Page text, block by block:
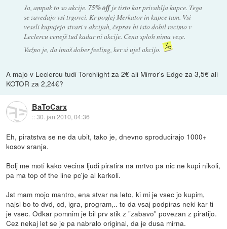
Ja, ampak to so akcije. 75% offje tisto kar privablja kupce. Tega
se zavedajo vsi trgovci. Kr poglej Merkator in kupce tam. Vsi
veseli kupujejo stvari v akcijah, čeprav bi isto dobil recimo v
Leclercu cenejš tud kadar ni akcije. Cena sploh nima veze.
Važno je, da imaš dober feeling, ker si ujel akcijo.
A majo v Leclercu tudi Torchlight za 2€ ali Mirror's Edge za 3,5€ ali
KOTOR za 2,24€?
BaToCarx
::30. jan 2010, 04:36
Eh, piratstva se ne da ubit, tako je, dnevno sproducirajo 1000+
kosov sranja.
Bolj me moti kako vecina ljudi piratira na mrtvo pa nic ne kupi nikoli,
pa ma top of the line pc'je al karkoli.
Jst mam mojo mantro, ena stvar na leto, ki mi je vsec jo kupim,
najsi bo to dvd, cd, igra, program,.. to da vsaj podpiras neki kar ti
je vsec. Odkar pomnim je bil prv stik z "zabavo" povezan z piratijo.
Cez nekaj let se je pa nabralo original, da je dusa mirna.